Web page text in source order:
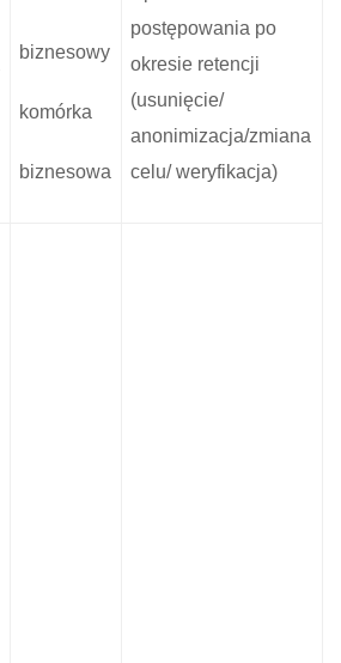
biznesowy
komórka
biznesowa
postępowania po
okresie retencji
(usunięcie/
anonimizacja/zmiana
celu/ weryfikacja)